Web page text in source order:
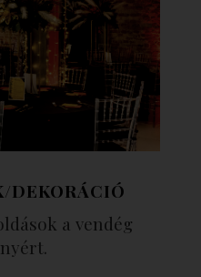
DEKORÁCIÓ
a vendég